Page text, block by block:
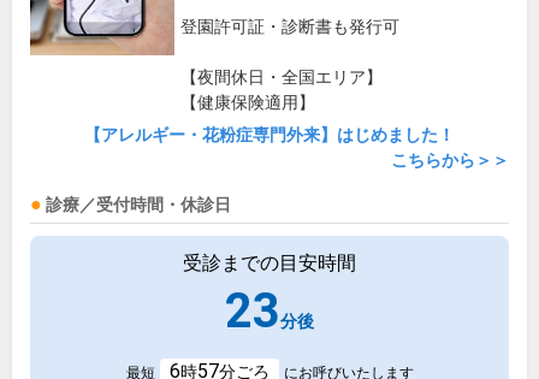
登園許可証・診断書も発行可
【夜間休日・全国エリア】
【健康保険適用】
【アレルギー・花粉症専門外来】はじめました！
こちらから＞＞
診療／受付時間・休診日
受診までの目安時間
23分後
最短 6時57分ごろ にお呼びいたします